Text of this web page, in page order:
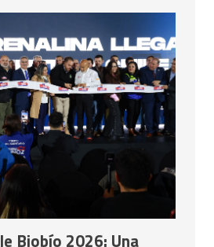
Biobío 2026: Una